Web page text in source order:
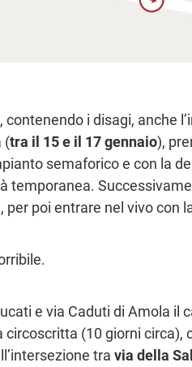
i disagi, anche
(tra il 15 e il 17 gennaio),
semaforico e con la
temporanea.
poi entrare nel vivo con
e via Caduti di Amola il
(10 giorni circa),
travia della